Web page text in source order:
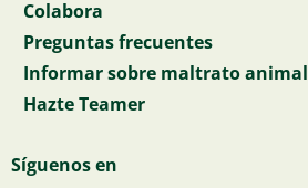
Colabora
Preguntas frecuentes
Informar sobre maltrato animal
Hazte Teamer
Síguenos en